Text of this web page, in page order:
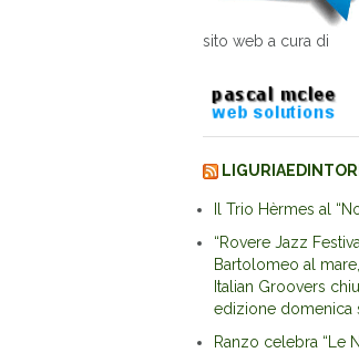
sito web a cura di
Il Trio Hèrmes al
“Rovere Jazz
Bartolomeo al
Italian Groovers
edizione domenica
Ranzo celebra “Le